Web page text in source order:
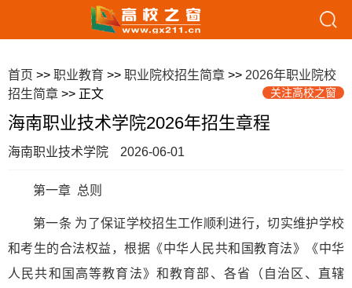
首页 >> 职业教育 >> 职业院校招生简章 >> 2026年职业院校
招生简章 >> 正文 关注高校之窗
海南职业技术学院2026年招生章程
海南职业技术学院 2026-06-01
第一章 总则
第一条 为了保证学校招生工作顺利进行，切实维护学校
和考生的合法权益，根据《中华人民共和国教育法》《中华
人民共和国高等教育法》和教育部、各省（自治区、直辖